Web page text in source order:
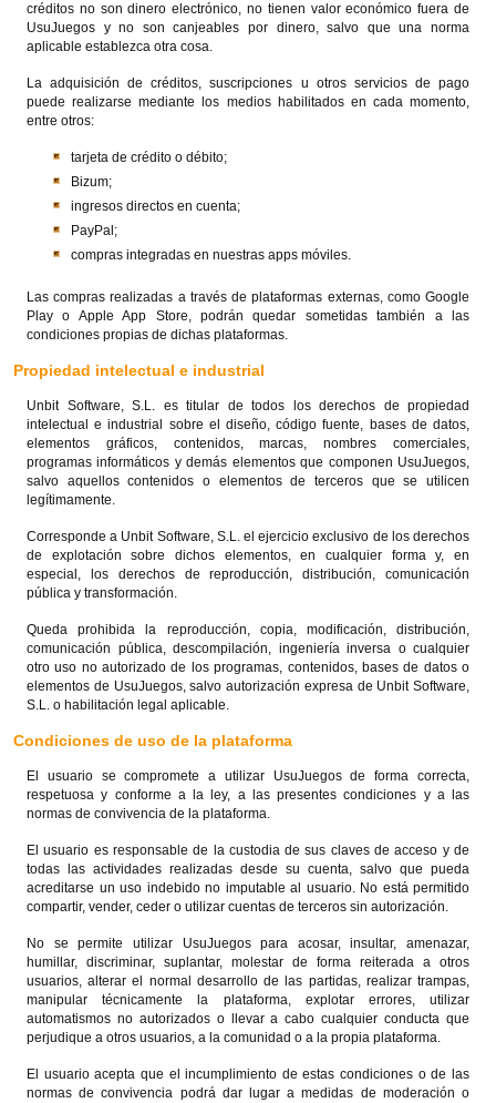
créditos no son dinero electrónico, no tienen valor económico fuera de
UsuJuegos y no son canjeables por dinero, salvo que una norma
aplicable establezca otra cosa.
La adquisición de créditos, suscripciones u otros servicios de pago
puede realizarse mediante los medios habilitados en cada momento,
entre otros:
tarjeta de crédito o débito;
Bizum;
ingresos directos en cuenta;
PayPal;
compras integradas en nuestras apps móviles.
Las compras realizadas a través de plataformas externas, como Google
Play o Apple App Store, podrán quedar sometidas también a las
condiciones propias de dichas plataformas.
Propiedad intelectual e industrial
Unbit Software, S.L. es titular de todos los derechos de propiedad
intelectual e industrial sobre el diseño, código fuente, bases de datos,
elementos gráficos, contenidos, marcas, nombres comerciales,
programas informáticos y demás elementos que componen UsuJuegos,
salvo aquellos contenidos o elementos de terceros que se utilicen
legítimamente.
Corresponde a Unbit Software, S.L. el ejercicio exclusivo de los derechos
de explotación sobre dichos elementos, en cualquier forma y, en
especial, los derechos de reproducción, distribución, comunicación
pública y transformación.
Queda prohibida la reproducción, copia, modificación, distribución,
comunicación pública, descompilación, ingeniería inversa o cualquier
otro uso no autorizado de los programas, contenidos, bases de datos o
elementos de UsuJuegos, salvo autorización expresa de Unbit Software,
S.L. o habilitación legal aplicable.
Condiciones de uso de la plataforma
El usuario se compromete a utilizar UsuJuegos de forma correcta,
respetuosa y conforme a la ley, a las presentes condiciones y a las
normas de convivencia de la plataforma.
El usuario es responsable de la custodia de sus claves de acceso y de
todas las actividades realizadas desde su cuenta, salvo que pueda
acreditarse un uso indebido no imputable al usuario. No está permitido
compartir, vender, ceder o utilizar cuentas de terceros sin autorización.
No se permite utilizar UsuJuegos para acosar, insultar, amenazar,
humillar, discriminar, suplantar, molestar de forma reiterada a otros
usuarios, alterar el normal desarrollo de las partidas, realizar trampas,
manipular técnicamente la plataforma, explotar errores, utilizar
automatismos no autorizados o llevar a cabo cualquier conducta que
perjudique a otros usuarios, a la comunidad o a la propia plataforma.
El usuario acepta que el incumplimiento de estas condiciones o de las
normas de convivencia podrá dar lugar a medidas de moderación o